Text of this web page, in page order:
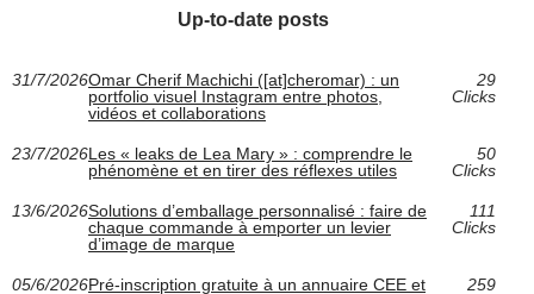
Up-to-date posts
31/7/2026Omar Cherif Machichi ([at]cheromar) : un
portfolio visuel Instagram entre photos,
vidéos et collaborations
29
Clicks
23/7/2026Les « leaks de Lea Mary » : comprendre le
phénomène et en tirer des réflexes utiles
50
Clicks
13/6/2026Solutions d’emballage personnalisé : faire de
chaque commande à emporter un levier
d’image de marque
111
Clicks
05/6/2026Pré-inscription gratuite à un annuaire CEE et
259